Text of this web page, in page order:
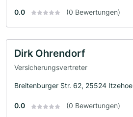
0.0 (0 Bewertungen)
Dirk Ohrendorf
Versicherungsvertreter
Breitenburger Str. 62, 25524 Itzehoe
0.0 (0 Bewertungen)